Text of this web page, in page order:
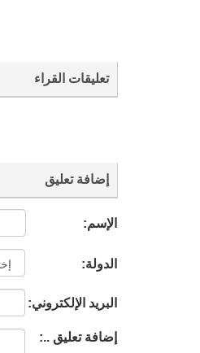
تعليقات القراء
إضافة تعليق
الإسم:
الدولة:
البريد الإلكتروني:
إضافة تعليق ..: